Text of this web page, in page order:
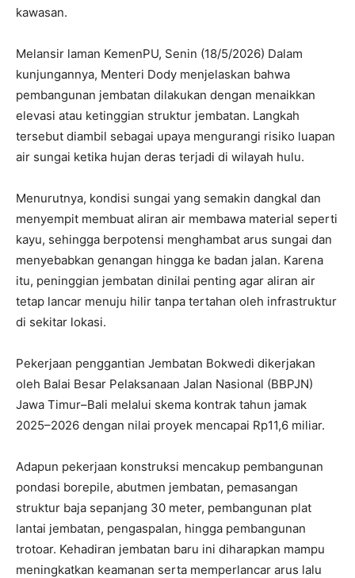
kawasan.
Melansir laman KemenPU, Senin (18/5/2026) Dalam
kunjungannya, Menteri Dody menjelaskan bahwa
pembangunan jembatan dilakukan dengan menaikkan
elevasi atau ketinggian struktur jembatan. Langkah
tersebut diambil sebagai upaya mengurangi risiko luapan
air sungai ketika hujan deras terjadi di wilayah hulu.
Menurutnya, kondisi sungai yang semakin dangkal dan
menyempit membuat aliran air membawa material seperti
kayu, sehingga berpotensi menghambat arus sungai dan
menyebabkan genangan hingga ke badan jalan. Karena
itu, peninggian jembatan dinilai penting agar aliran air
tetap lancar menuju hilir tanpa tertahan oleh infrastruktur
di sekitar lokasi.
Pekerjaan penggantian Jembatan Bokwedi dikerjakan
oleh Balai Besar Pelaksanaan Jalan Nasional (BBPJN)
Jawa Timur–Bali melalui skema kontrak tahun jamak
2025–2026 dengan nilai proyek mencapai Rp11,6 miliar.
Adapun pekerjaan konstruksi mencakup pembangunan
pondasi borepile, abutmen jembatan, pemasangan
struktur baja sepanjang 30 meter, pembangunan plat
lantai jembatan, pengaspalan, hingga pembangunan
trotoar. Kehadiran jembatan baru ini diharapkan mampu
meningkatkan keamanan serta memperlancar arus lalu